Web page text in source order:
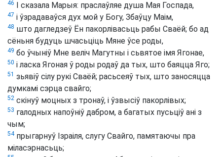
46 І сказала Марыя: праслаўляе душа Мая Госпада,
47 і ўзрадаваўся дух мой у Богу, Збаўцу Маім,
48 што дагледзеў Ён пакорлівасьць рабы Сваёй; бо ад
сёньня будуць шчасьціць Мяне ўсе роды,
49 бо ўчыніў Мне веліч Магутны і сьвятое імя Ягонае,
50 і ласка Ягоная ў роды родаў да тых, што баяцца Яго;
51 зьявіў сілу рукі Сваёй; расьсеяў тых, што заносяцца
думкамі сэрца свайго;
52 скінуў моцных з тронаў, і ўзвысіў пакорлівых;
53 галодных напоўніў дабром, а багатых пусьціў ані з
чым;
54прыгарнуў Ізраіля, слугу Свайго, памятаючы пра
міласэрнасьць;